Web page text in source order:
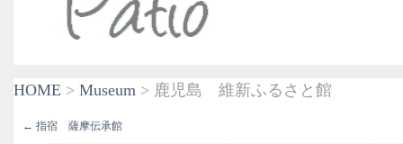
HOME > Museum> 鹿児島 維新ふるさと館
← 指宿 薩摩伝承館